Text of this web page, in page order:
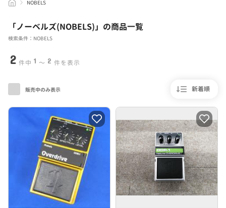
NOBELS
「ノーベルズ(NOBELS)」 の商品一覧
検索条件：NOBELS
2 件中 1 〜 2 件を表示
新着順
販売中のみ表示